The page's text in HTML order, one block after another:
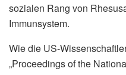
sozialen Rang von
Immunsystem.
Wie die US-
„Proceedings of the